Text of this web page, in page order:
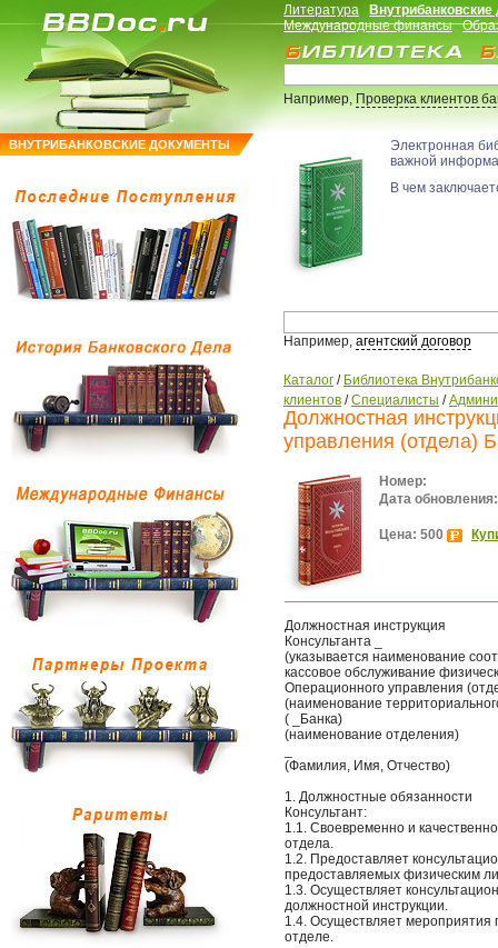
ВНУТРИБАНКОВСКИЕ ДОКУМЕНТЫ
Литература
Международные финансы
Например,Проверка клиентов
Электронная
важной
В чем
Например, агентский договор
Каталог / Библиотека
клиентов /Специалисты /
Должностная
управления (отдела)
Номер:
Дата обновления:
Цена: 500
Должностная инструкция
Консультанта _
(указывается наименование
кассовое обслуживание
Операционного управления
(наименование
( _Банка)
(наименование отделения)
(Фамилия, Имя, Отчество)
1. Должностные обязанности
Консультант:
1.1. Своевременно и
отдела.
1.2. Предоставляет
предоставляемых физическим
1.3. Осуществляет
должностной инструкции.
1.4. Осуществляет мероприятия
отделе.